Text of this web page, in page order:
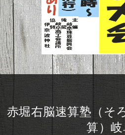
赤堀右脳速算塾（そ
算）